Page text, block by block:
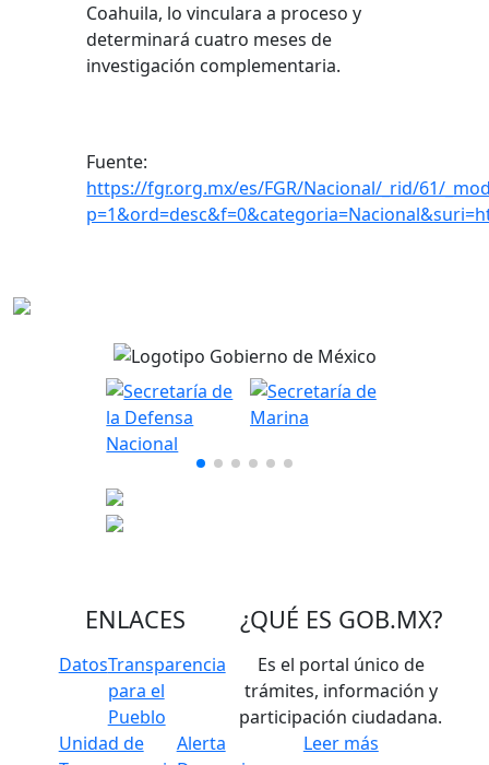
Coahuila, lo vinculara a proceso y
determinará cuatro meses de
investigación complementaria.
Fuente:
https://fgr.org.mx/es/FGR/Nacional/_rid/61/
ENLACES
DatosTransparencia
para el
Pueblo
Unidad de
Alerta
¿QUÉ ES GOB.MX?
Es el portal único de
trámites, información y
participación ciudadana.
Leer más